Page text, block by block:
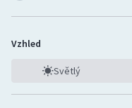
Vzhled
Světlý